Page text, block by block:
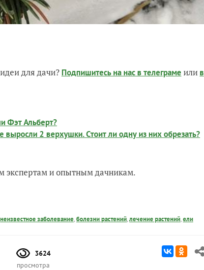
для дачи? Подпишитесь на нас в телеграме или в
Фэт Альберт?
выросли 2 верхушки. Стоит ли одну из них обрезать?
экспертам и опытным дачникам.
неизвестное заболевание,болезни растений,лечение растений,ели
3624
просмотра